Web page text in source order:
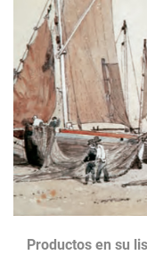
Productos en su